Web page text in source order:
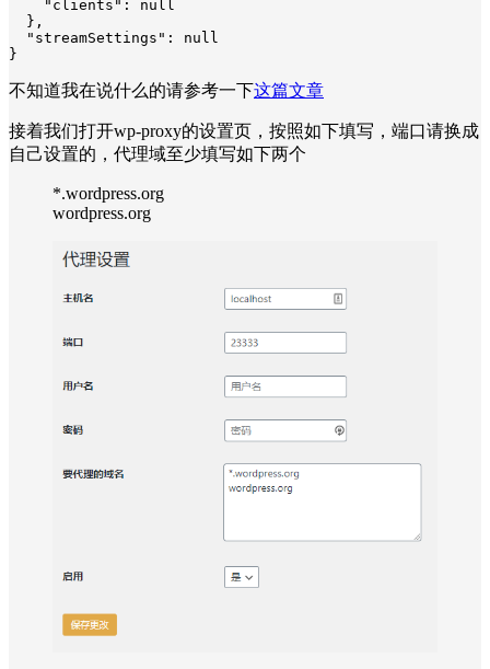
    "clients": null
  },
  "streamSettings": null
}
不知道我在说什么的请参考一下这篇文章
接着我们打开wp-proxy的设置页，按照如下填写，端口请换成
自己设置的，代理域至少填写如下两个
*.wordpress.org
wordpress.org